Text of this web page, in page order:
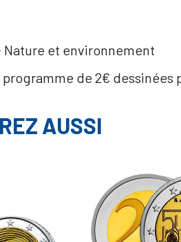
Nature et environnement
de 2€ dessinées
AUSSI